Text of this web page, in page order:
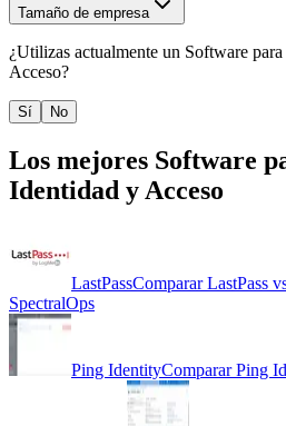
Tamaño de empresa
¿Utilizas actualmente un Software
Acceso?
Sí No
Los mejores Software
Identidad y Acceso
LastPassComparar LastPass
SpectralOps
Ping IdentityComparar Ping